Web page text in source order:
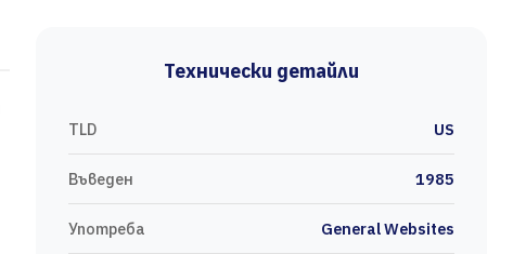
Технически детайли
TLD US
Въведен 1985
Употреба General Websites